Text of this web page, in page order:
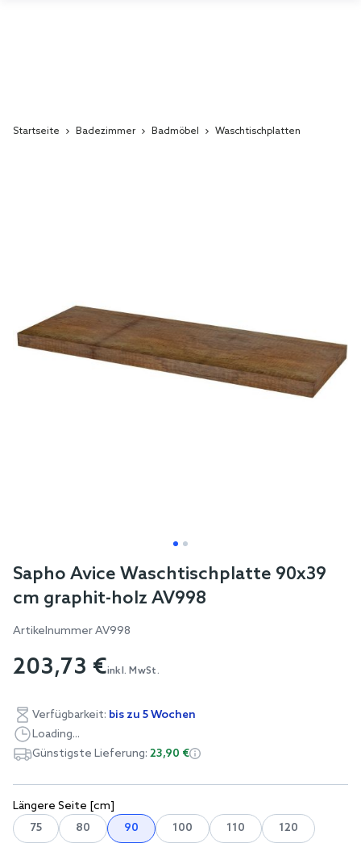
Startseite Badezimmer Badmöbel Waschtischplatten
gallery
Skip
beginning
the
gallery
Sapho Avice Waschtischplatte 90x39
cm graphit-holz AV998
ArtikelnummerAV998
203,73 €inkl. MwSt.
Längere Seite [cm]
75
80 90 100 110 120
Verfügbarkeit: bis zu 5 Wochen
Loading...
Günstigste Lieferung: 23,90 €